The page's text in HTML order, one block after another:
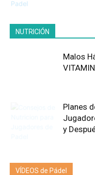
NUTRICIÓN
Malos
Planes
y
VÍDEOS de Pádel